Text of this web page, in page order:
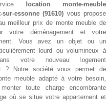
location monte-meuble
sur-essonne (91610) vous propose
meilleur prix de monte meuble de
votre déménagement et votre
Vous avez un objet ou un
lourd ou volumineux à
votre nouveau logement
? Notre société vous permet de
meuble adapté à votre besoin,
toute charge encombrante
où se situe votre appartement et